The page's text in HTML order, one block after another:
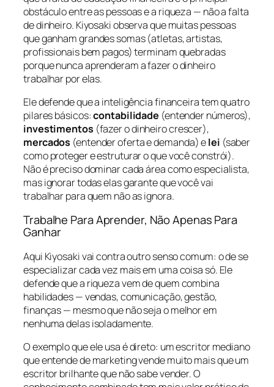
obstáculo entre as pessoas e a riqueza — não a falta
de dinheiro. Kiyosaki observa que muitas pessoas
que ganham grandes somas (atletas, artistas,
profissionais bem pagos) terminam quebradas
porque nunca aprenderam a fazer o dinheiro
trabalhar por elas.
Ele defende que a inteligência financeira tem quatro
pilares básicos:contabilidade (entender números),
investimentos (fazer o dinheiro crescer),
mercados (entender oferta e demanda) elei (saber
como proteger e estruturar o que você constrói).
Não é preciso dominar cada área como especialista,
mas ignorar todas elas garante que você vai
trabalhar para quem não as ignora.
Trabalhe Para Aprender, Não Apenas Para
Ganhar
Aqui Kiyosaki vai contra outro senso comum: o de se
especializar cada vez mais em uma coisa só. Ele
defende que a riqueza vem de quem combina
habilidades — vendas, comunicação, gestão,
finanças — mesmo que não seja o melhor em
nenhuma delas isoladamente.
O exemplo que ele usa é direto: um escritor mediano
que entende de marketing vende muito mais que um
escritor brilhante que não sabe vender. O